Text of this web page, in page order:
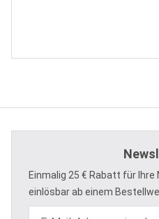
Einmalig 25 € Rabatt für
einlösbar ab einem